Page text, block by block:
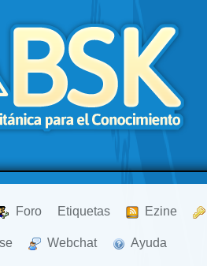
Foro Etiquetas Ezine
Webchat Ayuda